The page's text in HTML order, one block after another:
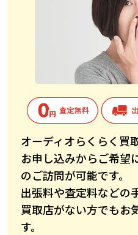
オーディオらくらく買
お申し込みからご希望
のご訪問が可能です。
出張料や査定料などの
買取店がない方でもお
す。